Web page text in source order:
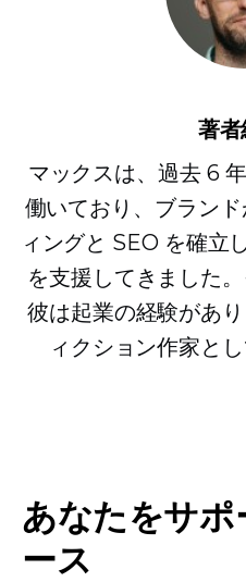
著者
マックスは、過去 6
働いており、ブラン
ィングと SEO を確立
を支援してきました
彼は起業の経験があ
ィクション作家と
あなたをサ
ース